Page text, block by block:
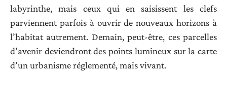
labyrinthe, mais ceux qui en saisissent les clefs
parviennent parfois à ouvrir de nouveaux horizons à
l’habitat autrement. Demain, peut-être, ces parcelles
d’avenir deviendront des points lumineux sur la carte
d’un urbanisme réglementé, mais vivant.